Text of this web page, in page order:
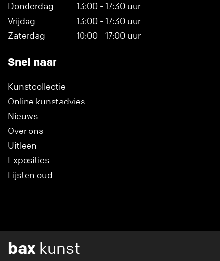
Donderdag
13:00 - 17:30 uur
Vrijdag
13:00 - 17:30 uur
Zaterdag
10:00 - 17:00 uur
Snel naar
Kunstcollectie
Online kunstadvies
Nieuws
Over ons
Uitleen
Exposities
Lijsten oud
bax kunst